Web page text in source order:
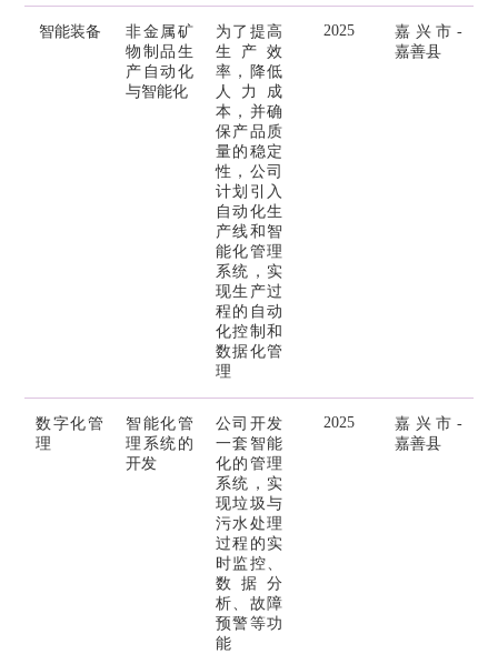
智能装备
非金属矿
物制品生
产自动化
与智能化
为了提高
生产效
率，降低
人力成
本，并确
保产品质
量的稳定
性，公司
计划引入
自动化生
产线和智
能化管理
系统，实
现生产过
程的自动
化控制和
数据化管
理
2025
嘉兴市-
嘉善县
数字化管
理
智能化管
理系统的
开发
公司开发
一套智能
化的管理
系统，实
现垃圾与
污水处理
过程的实
时监控、
数据分
析、故障
预警等功
能
2025
嘉兴市-
嘉善县